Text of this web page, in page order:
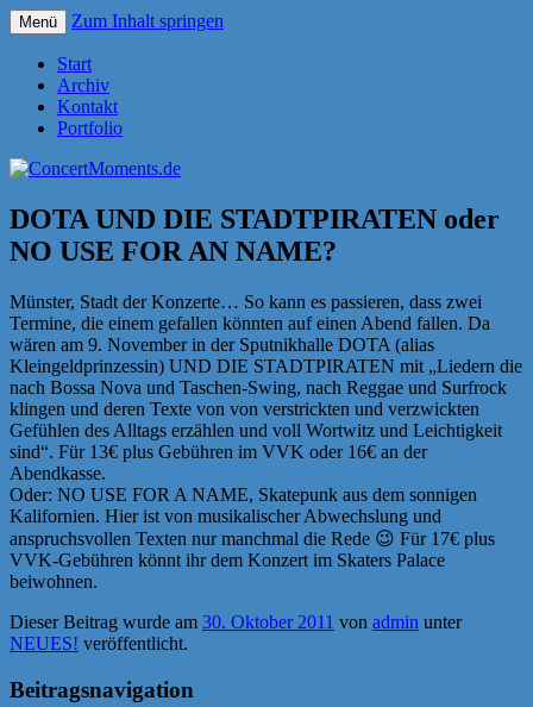
ConcertMoments.de
Menü Zum Inhalt springen
Start
Archiv
Kontakt
Portfolio
DOTA UND DIE STADTPIRATEN oder
NO USE FOR AN NAME?
Münster, Stadt der Konzerte… So kann es passieren, dass zwei
Termine, die einem gefallen könnten auf einen Abend fallen. Da
wären am 9. November in der Sputnikhalle DOTA (alias
Kleingeldprinzessin) UND DIE STADTPIRATEN mit „Liedern die
nach Bossa Nova und Taschen-Swing, nach Reggae und Surfrock
klingen und deren Texte von von verstrickten und verzwickten
Gefühlen des Alltags erzählen und voll Wortwitz und Leichtigkeit
sind“. Für 13€ plus Gebühren im VVK oder 16€ an der
Abendkasse.
Oder: NO USE FOR A NAME, Skatepunk aus dem sonnigen
Kalifornien. Hier ist von musikalischer Abwechslung und
anspruchsvollen Texten nur manchmal die Rede 😉 Für 17€ plus
VVK-Gebühren könnt ihr dem Konzert im Skaters Palace
beiwohnen.
Dieser Beitrag wurde am 30. Oktober 2011 von admin unter
NEUES! veröffentlicht.
Beitragsnavigation